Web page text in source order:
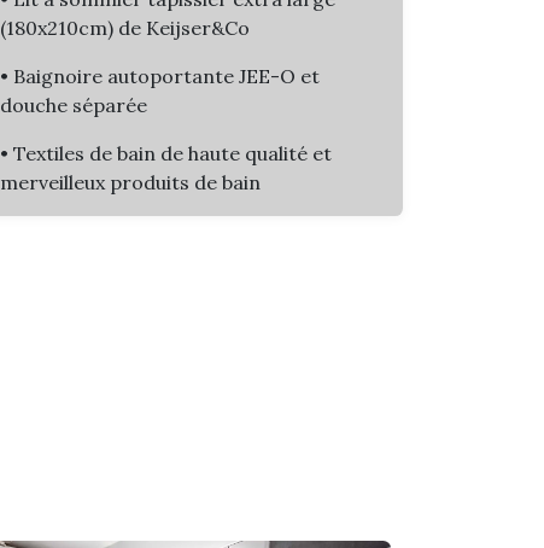
(180x210cm) de Keijser&Co
• Baignoire autoportante JEE-O et
douche séparée
• Textiles de bain de haute qualité et
merveilleux produits de bain